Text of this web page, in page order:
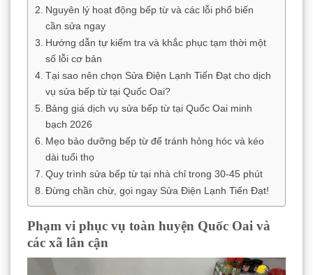
Nguyên lý hoạt động bếp từ và các lỗi phổ biến
cần sửa ngay
Hướng dẫn tự kiểm tra và khắc phục tạm thời một
số lỗi cơ bản
Tại sao nên chọn Sửa Điện Lạnh Tiến Đạt cho dịch
vụ sửa bếp từ tại Quốc Oai?
Bảng giá dịch vụ sửa bếp từ tại Quốc Oai minh
bạch 2026
Mẹo bảo dưỡng bếp từ để tránh hỏng hóc và kéo
dài tuổi thọ
Quy trình sửa bếp từ tại nhà chỉ trong 30-45 phút
Đừng chần chừ, gọi ngay Sửa Điện Lạnh Tiến Đạt!
Phạm vi phục vụ toàn huyện Quốc Oai và
các xã lân cận